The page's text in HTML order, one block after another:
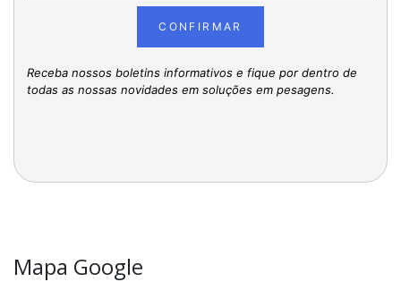
CONFIRMAR
Receba nossos boletins informativos e fique por dentro de
todas as nossas novidades em soluções em pesagens.
Mapa Google